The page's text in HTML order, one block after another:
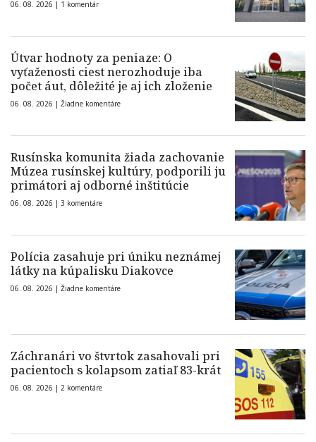
06. 08. 2026 | 1 komentár
Útvar hodnoty za peniaze: O
vyťaženosti ciest nerozhoduje iba
počet áut, dôležité je aj ich zloženie
06. 08. 2026 | Žiadne komentáre
Rusínska komunita žiada zachovanie
Múzea rusínskej kultúry, podporili ju
primátori aj odborné inštitúcie
06. 08. 2026 | 3 komentáre
Polícia zasahuje pri úniku neznámej
látky na kúpalisku Diakovce
06. 08. 2026 | Žiadne komentáre
Záchranári vo štvrtok zasahovali pri
pacientoch s kolapsom zatiaľ 83-krát
06. 08. 2026 | 2 komentáre